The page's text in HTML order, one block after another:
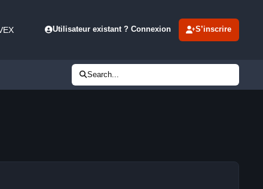
Utilisateur existant ? Connexion S’inscrire
Search...